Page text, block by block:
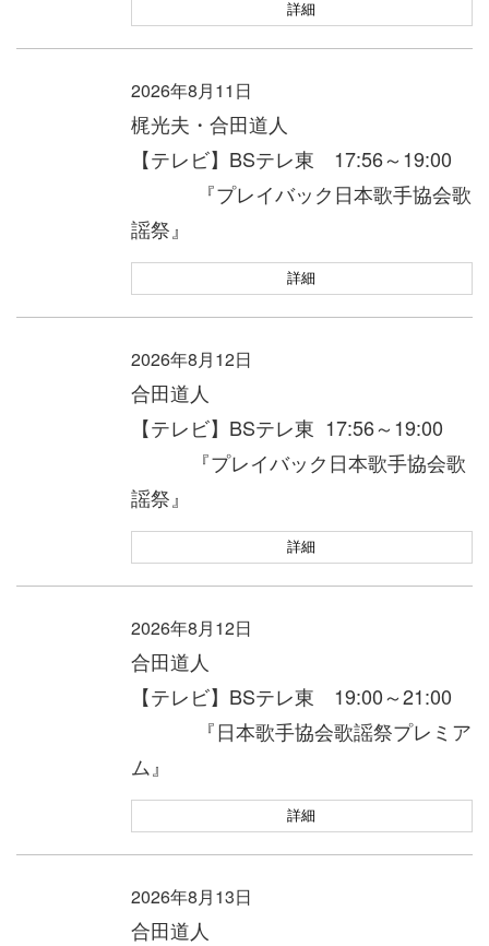
詳細
2026年8月11日
梶光夫・合田道人
【テレビ】BSテレ東 17:56～19:00
『プレイバック日本歌手協会歌
謡祭』
詳細
2026年8月12日
合田道人
【テレビ】BSテレ東 17:56～19:00
『プレイバック日本歌手協会歌
謡祭』
詳細
2026年8月12日
合田道人
【テレビ】BSテレ東 19:00～21:00
『日本歌手協会歌謡祭プレミア
ム』
詳細
2026年8月13日
合田道人